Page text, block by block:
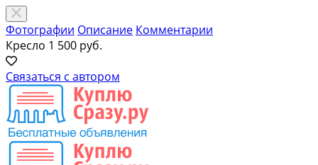
Фотографии Описание Комментарии
Кресло 1 500 руб.
Связаться с автором